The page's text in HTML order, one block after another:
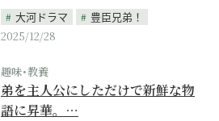
大河ドラマ
豊臣兄弟！
2025/12/28
趣味･教養
弟を主人公にしただけで新鮮な物
語に昇華。…